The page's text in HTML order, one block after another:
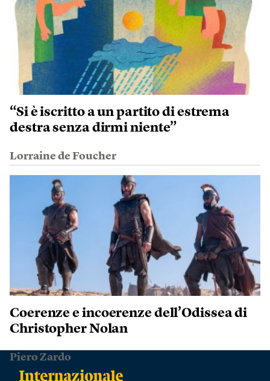
“Si è iscritto a un partito di estrema
destra senza dirmi niente”
Lorraine de Foucher
Coerenze e incoerenze dell’Odissea di
Christopher Nolan
Piero Zardo